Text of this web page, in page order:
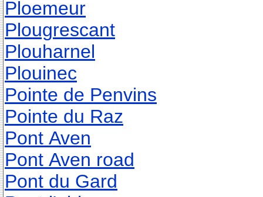
Ploemeur
Plougrescant
Plouharnel
Plouinec
Pointe de Penvins
Pointe du Raz
Pont Aven
Pont Aven road
Pont du Gard